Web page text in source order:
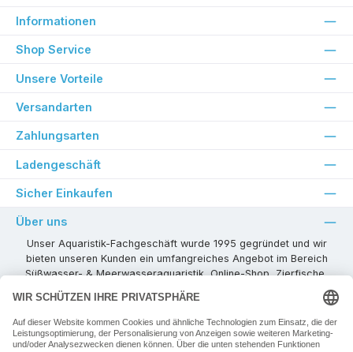
Informationen
Shop Service
Unsere Vorteile
Versandarten
Zahlungsarten
Ladengeschäft
Sicher Einkaufen
Über uns
Unser Aquaristik-Fachgeschäft wurde 1995 gegründet und wir
bieten unseren Kunden ein umfangreiches Angebot im Bereich
Süßwasser- & Meerwasseraquaristik, Online-Shop, Zierfische,
Pflanzen, Aquarienkombinationen, Technikzubehör usw. ! Als
kompetenter Aquaristik-Fachhandelspartner stehen wir Ihnen für
alle Ihre Projekte und Einrichtungs- oder Besatzwünsche zur
Verfügung!